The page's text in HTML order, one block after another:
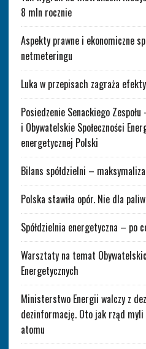
8 mln rocznie
Aspekty prawne i ekonomiczne
netmeteringu
Luka w przepisach zagraża
Posiedzenie Senackiego
i Obywatelskie Społeczności
energetycznej Polski
Bilans spółdzielni –
Polska stawiła opór. Nie dla
Spółdzielnia energetyczna – po
Warsztaty na temat
Energetycznych
Ministerstwo Energii walczy z
dezinformację. Oto jak rząd
atomu